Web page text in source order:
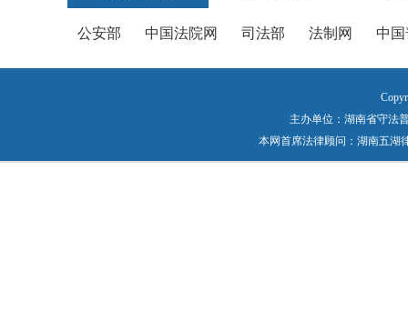
公安部 中国法院网 司法部 法制网 中
主办单位：湖南省守法
本网首席法律顾问：湖南五湖